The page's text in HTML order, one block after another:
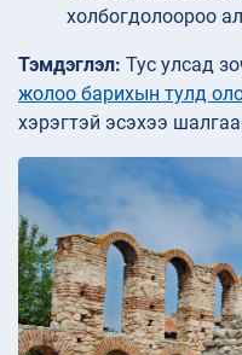
холбогдолоороо
Тэмдэглэл: Тус улсад
жолоо барихын тулд
хэрэгтэй эсэхээ